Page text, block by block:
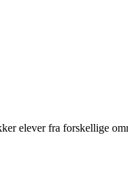
elever fra forskellige